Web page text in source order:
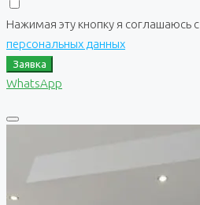
Нажимая эту кнопку я соглашаюсь с
персональных данных
Заявка
WhatsApp